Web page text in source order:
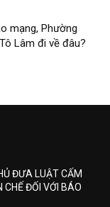
mạng, Phường
Lâm đi về đâu?
ĐƯA LUẬT CẤM
CHẾ ĐỐI VỚI BÁO